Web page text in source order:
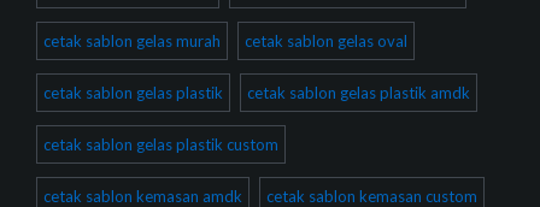
cetak sablon gelas murah cetak sablon gelas oval
cetak sablon gelas plastik cetak sablon gelas plastik amdk
cetak sablon gelas plastik custom
cetak sablon kemasan amdk cetak sablon kemasan custom